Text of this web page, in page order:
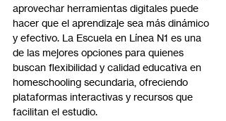
aprovechar herramientas digitales puede
hacer que el aprendizaje sea más dinámico
y efectivo. La Escuela en Línea N1 es una
de las mejores opciones para quienes
buscan flexibilidad y calidad educativa en
homeschooling secundaria, ofreciendo
plataformas interactivas y recursos que
facilitan el estudio.